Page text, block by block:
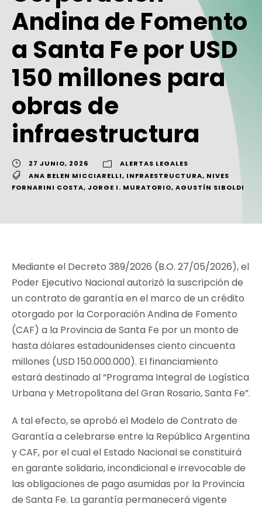
Andina de Fomento
a Santa Fe por USD
150 millones para
obras de
infraestructura
27 JUNIO, 2026
ALERTAS LEGALES
ANA BELEN MICCIARELLI, INFRAESTRUCTURA, NIVES
FORNARINI COSTA, JORGE I. MURATORIO, AGUSTÍN SIBOLDI
Mediante el Decreto 389/2026 (B.O. 27/05/2026), el
Poder Ejecutivo Nacional autorizó la suscripción de
un contrato de garantía en el marco de un crédito
otorgado por la Corporación Andina de Fomento
(CAF) a la Provincia de Santa Fe por un monto de
hasta dólares estadounidenses ciento cincuenta
millones (USD 150.000.000). El financiamiento
estará destinado al “Programa Integral de Logística
Urbana y Metropolitana del Gran Rosario, Santa Fe”.
A tal efecto, se aprobó el Modelo de Contrato de
Garantía a celebrarse entre la República Argentina
y CAF, por el cual el Estado Nacional se constituirá
en garante solidario, incondicional e irrevocable de
las obligaciones de pago asumidas por la Provincia
de Santa Fe. La garantía permanecerá vigente